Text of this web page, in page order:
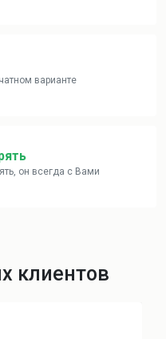
варианте
он всегда с Вами
клиентов